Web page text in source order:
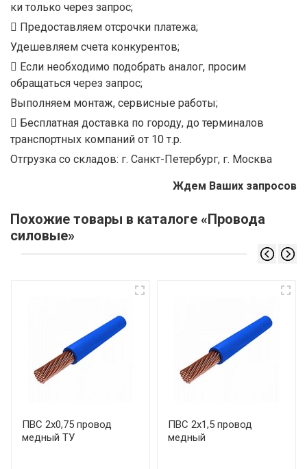
ки только через запрос;
Предоставляем отсрочки платежа;
Удешевляем счета конкурентов;
Если необходимо подобрать аналог, просим
обращаться через запрос;
Выполняем монтаж, сервисные работы;
Бесплатная доставка по городу, до терминалов
транспортных компаний от 10 т.р.
Отгрузка со складов: г. Санкт-Петербург, г. Москва
Ждем Ваших запросов
Похожие товары в каталоге «Провода
силовые»
ПВС 2х0,75 провод
медный ТУ
ПВС 2х1,5 провод
медный